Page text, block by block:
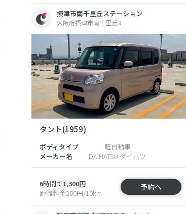
摂津市南千里丘ステーション
大阪府摂津市南千里丘3
タント(1959)
ボディタイプ
メーカー名
軽自動車
DAIHATSU ダイハツ
6時間で1,300円
距離料金200円/10km
予約へ